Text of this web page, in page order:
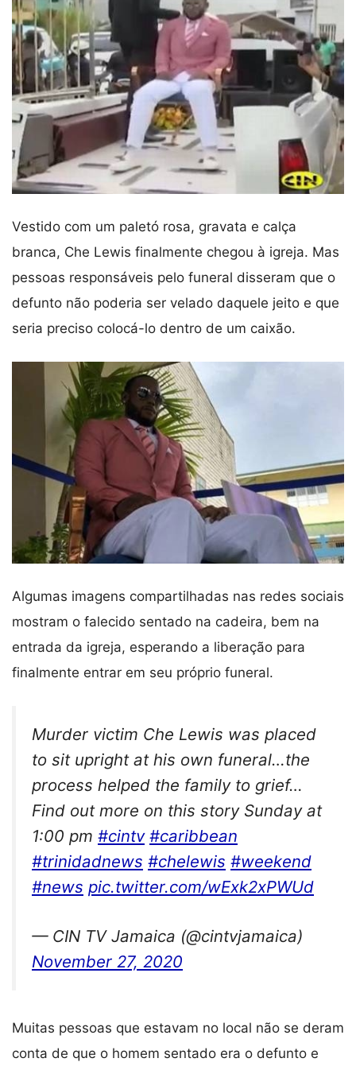
Vestido com um paletó rosa, gravata e calça
branca, Che Lewis finalmente chegou à igreja. Mas
pessoas responsáveis pelo funeral disseram que o
defunto não poderia ser velado daquele jeito e que
seria preciso colocá-lo dentro de um caixão.
Algumas imagens compartilhadas nas redes sociais
mostram o falecido sentado na cadeira, bem na
entrada da igreja, esperando a liberação para
finalmente entrar em seu próprio funeral.
Murder victim Che Lewis was placed
to sit upright at his own funeral…the
process helped the family to grief…
Find out more on this story Sunday at
1:00 pm #cintv #caribbean
#trinidadnews #chelewis #weekend
#news pic.twitter.com/wExk2xPWUd
— CIN TV Jamaica (@cintvjamaica)
November 27, 2020
Muitas pessoas que estavam no local não se deram
conta de que o homem sentado era o defunto e